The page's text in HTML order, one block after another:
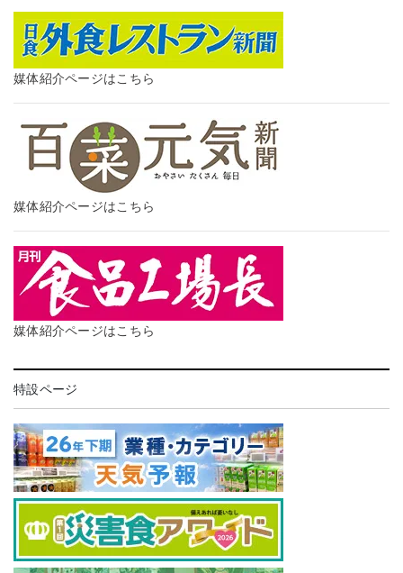
媒体紹介ページはこちら
媒体紹介ページはこちら
媒体紹介ページはこちら
特設ページ